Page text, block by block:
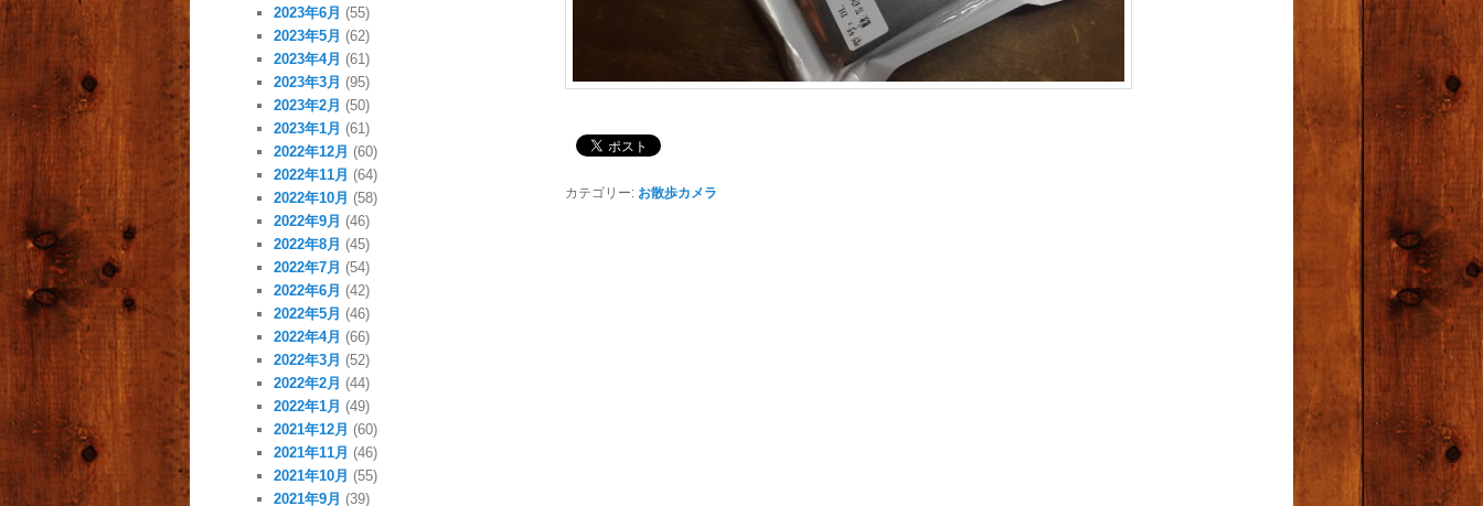
カテゴリー: お散歩カメラ
2023年6月 (55)
2023年5月 (62)
2023年4月 (61)
2023年3月 (95)
2023年2月 (50)
2023年1月 (61)
2022年12月 (60)
2022年11月 (64)
2022年10月 (58)
2022年9月 (46)
2022年8月 (45)
2022年7月 (54)
2022年6月 (42)
2022年5月 (46)
2022年4月 (66)
2022年3月 (52)
2022年2月 (44)
2022年1月 (49)
2021年12月 (60)
2021年11月 (46)
2021年10月 (55)
2021年9月 (39)